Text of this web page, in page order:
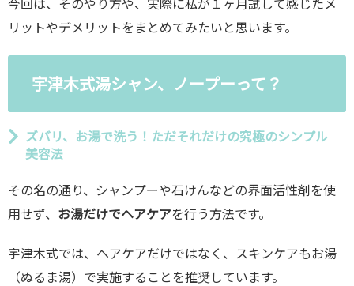
今回は、そのやり方や、実際に私が１ヶ月試して感じたメ
リットやデメリットをまとめてみたいと思います。
宇津木式湯シャン、ノープーって？
ズバリ、お湯で洗う！ただそれだけの究極のシンプル
美容法
その名の通り、シャンプーや石けんなどの界面活性剤を使
用せず、 お湯だけでヘアケアを行う方法です。
宇津木式では、ヘアケアだけではなく、スキンケアもお湯
（ぬるま湯）で実施することを推奨しています。